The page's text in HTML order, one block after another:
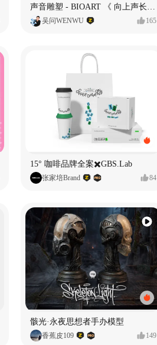
吴问WENWU 165
15° 咖啡品牌全案✖️GBS.Lab
张家培Brand 84
骸光·永夜思想者手办模型
香蕉皮109 149